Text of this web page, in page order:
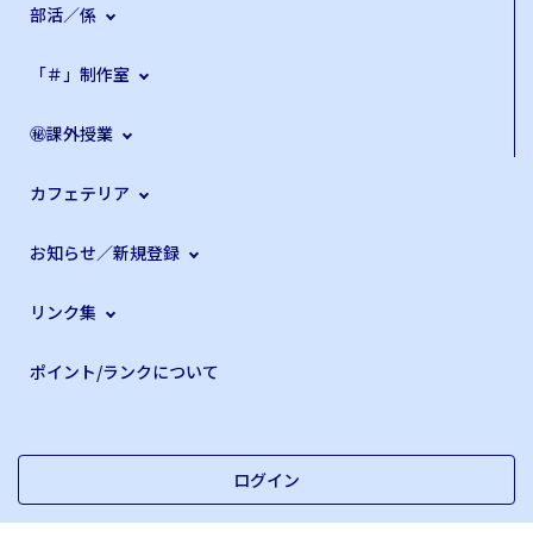
部活／係
「＃」制作室
㊙課外授業
カフェテリア
お知らせ／新規登録
リンク集
ポイント/ランクについて
ログイン